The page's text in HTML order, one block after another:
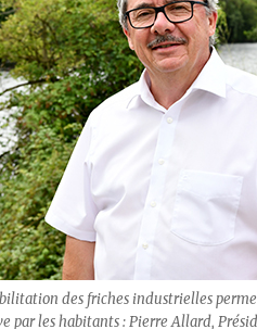
des friches industrielles
par les habitants : Pierre Allard,